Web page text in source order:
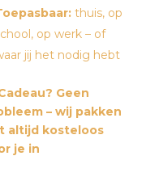
thuis, op
op werk – of
jij het nodig hebt
Geen
– wij pakken
altijd kosteloos
je in